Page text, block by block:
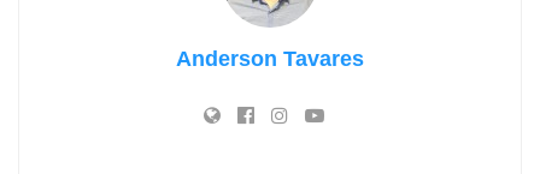
Anderson Tavares